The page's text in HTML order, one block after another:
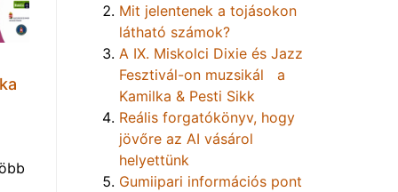
Mit jelentenek a tojásokon
látható számok?
A IX. Miskolci Dixie és Jazz
Fesztivál-on muzsikál a
Kamilka & Pesti Sikk
Reális forgatókönyv, hogy
jövőre az AI vásárol
helyettünk
Gumiipari információs pont